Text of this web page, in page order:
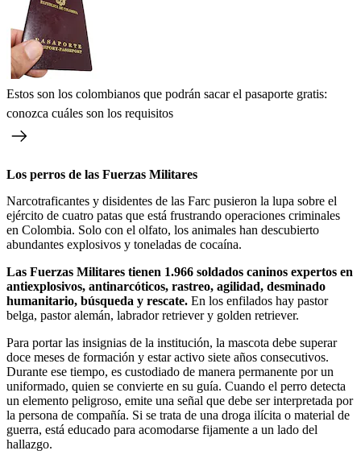
Estos son los colombianos que podrán sacar el pasaporte gratis:
conozca cuáles son los requisitos
Los perros de las Fuerzas Militares
Narcotraficantes y disidentes de las Farc pusieron la lupa sobre el
ejército de cuatro patas que está frustrando operaciones criminales
en Colombia. Solo con el olfato, los animales han descubierto
abundantes explosivos y toneladas de cocaína.
Las Fuerzas Militares tienen 1.966 soldados caninos expertos en
antiexplosivos, antinarcóticos, rastreo, agilidad, desminado
humanitario, búsqueda y rescate. En los enfilados hay pastor
belga, pastor alemán, labrador retriever y golden retriever.
Para portar las insignias de la institución, la mascota debe superar
doce meses de formación y estar activo siete años consecutivos.
Durante ese tiempo, es custodiado de manera permanente por un
uniformado, quien se convierte en su guía. Cuando el perro detecta
un elemento peligroso, emite una señal que debe ser interpretada por
la persona de compañía. Si se trata de una droga ilícita o material de
guerra, está educado para acomodarse fijamente a un lado del
hallazgo.